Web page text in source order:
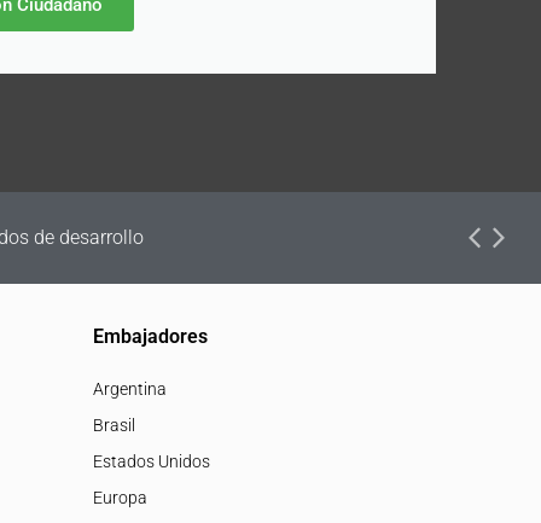
de desarrollo
Embajadores
Argentina
Brasil
Estados Unidos
Europa